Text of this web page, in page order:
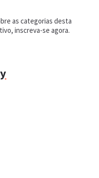
as categorias desta
inscreva-se agora.